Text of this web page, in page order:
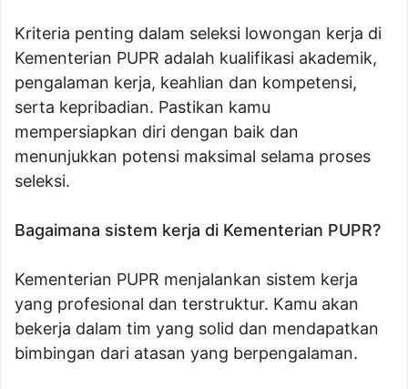
Kriteria penting dalam seleksi lowongan kerja di
Kementerian PUPR adalah kualifikasi akademik,
pengalaman kerja, keahlian dan kompetensi,
serta kepribadian. Pastikan kamu
mempersiapkan diri dengan baik dan
menunjukkan potensi maksimal selama proses
seleksi.
Bagaimana sistem kerja di Kementerian PUPR?
Kementerian PUPR menjalankan sistem kerja
yang profesional dan terstruktur. Kamu akan
bekerja dalam tim yang solid dan mendapatkan
bimbingan dari atasan yang berpengalaman.